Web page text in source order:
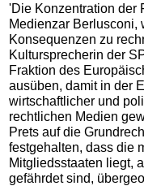
'Die Konzentration der
Medienzar Berlusconi,
Konsequenzen zu
Kultursprecherin der
Fraktion des
ausüben, damit in der
wirtschaftlicher und
rechtlichen Medien
Prets auf die
festgehalten, dass die
Mitgliedsstaaten liegt,
gefährdet sind,